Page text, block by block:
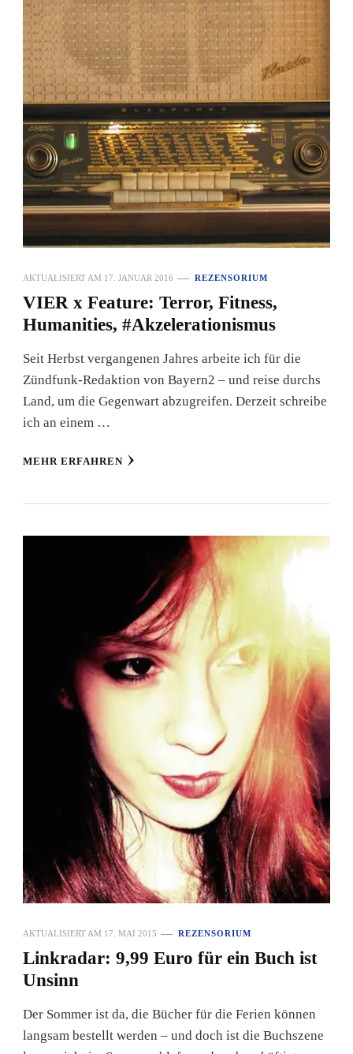
AKTUALISIERT AM 17. JANUAR 2016 REZENSORIUM
VIER x Feature: Terror, Fitness,
Humanities, #Akzelerationismus
Seit Herbst vergangenen Jahres arbeite ich für die
Zündfunk-Redaktion von Bayern2 – und reise durchs
Land, um die Gegenwart abzugreifen. Derzeit schreibe
ich an einem …
MEHR ERFAHREN
AKTUALISIERT AM 17. MAI 2015 REZENSORIUM
Linkradar: 9,99 Euro für ein Buch ist
Unsinn
Der Sommer ist da, die Bücher für die Ferien können
langsam bestellt werden – und doch ist die Buchszene